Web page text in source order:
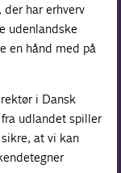
har erhverv
udenlandske
en hånd med på
i Dansk
udlandet spiller
at vi kan